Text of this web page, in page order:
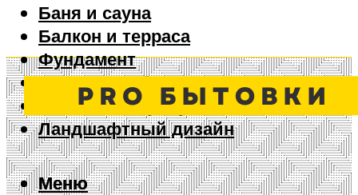
Баня и сауна
Балкон и терраса
Фундамент
Ворота и забор
Дизайн интерьера
Ландшафтный дизайн
Меню
Меню